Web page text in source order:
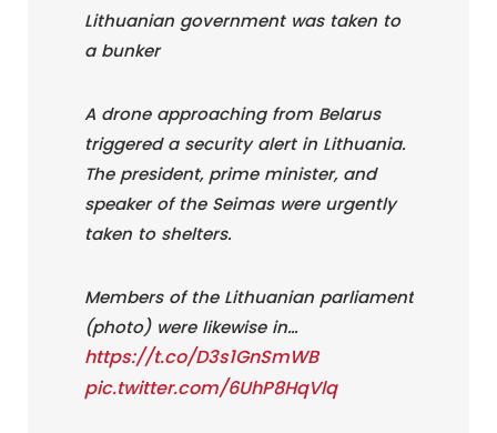
Lithuanian government was taken to
a bunker
A drone approaching from Belarus
triggered a security alert in Lithuania.
The president, prime minister, and
speaker of the Seimas were urgently
taken to shelters.
Members of the Lithuanian parliament
(photo) were likewise in…
https://t.co/D3s1GnSmWB
pic.twitter.com/6UhP8HqVlq